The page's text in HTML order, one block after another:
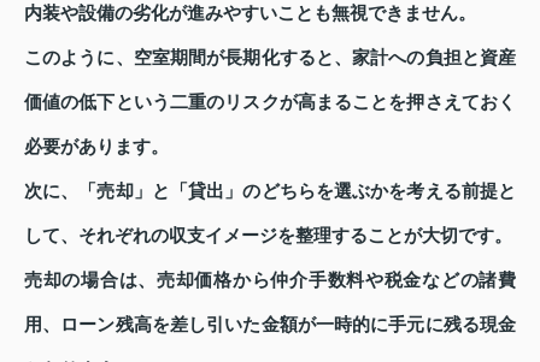
内装や設備の劣化が進みやすいことも無視できません。
このように、空室期間が長期化すると、家計への負担と資産
価値の低下という二重のリスクが高まることを押さえておく
必要があります。
次に、「売却」と「貸出」のどちらを選ぶかを考える前提と
して、それぞれの収支イメージを整理することが大切です。
売却の場合は、売却価格から仲介手数料や税金などの諸費
用、ローン残高を差し引いた金額が一時的に手元に残る現金